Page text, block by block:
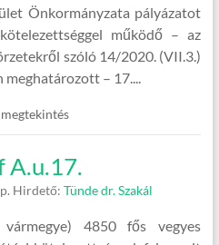
Önkormányzata pályázatot
működő – az
szóló 14/2020. (VII.3.)
– 17....
A.u.17.
Hirdető: Tünde dr. Szakál
4850 fős vegyes